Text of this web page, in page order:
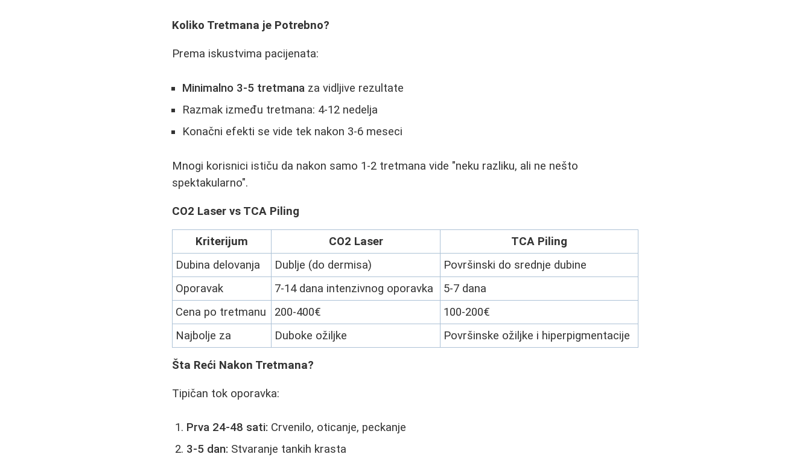
Koliko Tretmana je Potrebno?
Prema iskustvima pacijenata:
Minimalno 3-5 tretmana za vidljive rezultate
Razmak između tretmana: 4-12 nedelja
Konačni efekti se vide tek nakon 3-6 meseci
Mnogi korisnici ističu da nakon samo 1-2 tretmana vide "neku razliku, ali ne nešto
spektakularno".
CO2 Laser vs TCA Piling
Kriterijum CO2 Laser
TCA Piling
Dubina delovanja
Dublje (do dermisa)
Površinski do srednje dubine
Oporavak
7-14 dana intenzivnog oporavka
5-7 dana
Cena po tretmanu
200-400€
100-200€
Najbolje za
Duboke ožiljke Površinske ožiljke i hiperpigmentacije
Šta Reći Nakon Tretmana?
Tipičan tok oporavka:
Prva 24-48 sati: Crvenilo, oticanje, peckanje
3-5 dan: Stvaranje tankih krasta